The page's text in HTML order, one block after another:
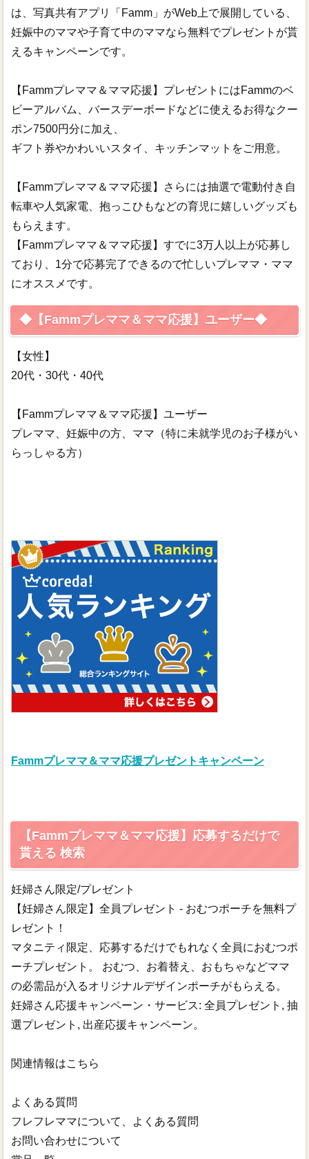
は、写真共有アプリ「Famm」がWeb上で展開している、
妊娠中のママや子育て中のママなら無料でプレゼントが貰
えるキャンペーンです。
【Fammプレママ＆ママ応援】プレゼントにはFammのベ
ビーアルバム、バースデーボードなどに使えるお得なクー
ポン7500円分に加え、
ギフト券やかわいいスタイ、キッチンマットをご用意。
【Fammプレママ＆ママ応援】さらには抽選で電動付き自
転車や人気家電、抱っこひもなどの育児に嬉しいグッズも
もらえます。
【Fammプレママ＆ママ応援】すでに3万人以上が応募し
ており、1分で応募完了できるので忙しいプレママ・ママ
にオススメです。
◆【Fammプレママ＆ママ応援】ユーザー◆
【女性】
20代・30代・40代
【Fammプレママ＆ママ応援】ユーザー
プレママ、妊娠中の方、ママ（特に未就学児のお子様がい
らっしゃる方）
Fammプレママ＆ママ応援プレゼントキャンペーン
【Fammプレママ＆ママ応援】応募するだけで
貰える 検索
妊婦さん限定/プレゼント
【妊婦さん限定】全員プレゼント - おむつポーチを無料プ
レゼント！
マタニティ限定、応募するだけでもれなく全員におむつポ
ーチプレゼント。 おむつ、お着替え、おもちゃなどママ
の必需品が入るオリジナルデザインポーチがもらえる。
妊婦さん応援キャンペーン・サービス: 全員プレゼント, 抽
選プレゼント, 出産応援キャンペーン。
関連情報はこちら
よくある質問
フレフレママについて、よくある質問
お問い合わせについて